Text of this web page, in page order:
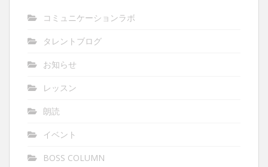
コミュニケーションラボ
タレントブログ
お知らせ
レッスン
朗読
イベント
BOSS COLUMN